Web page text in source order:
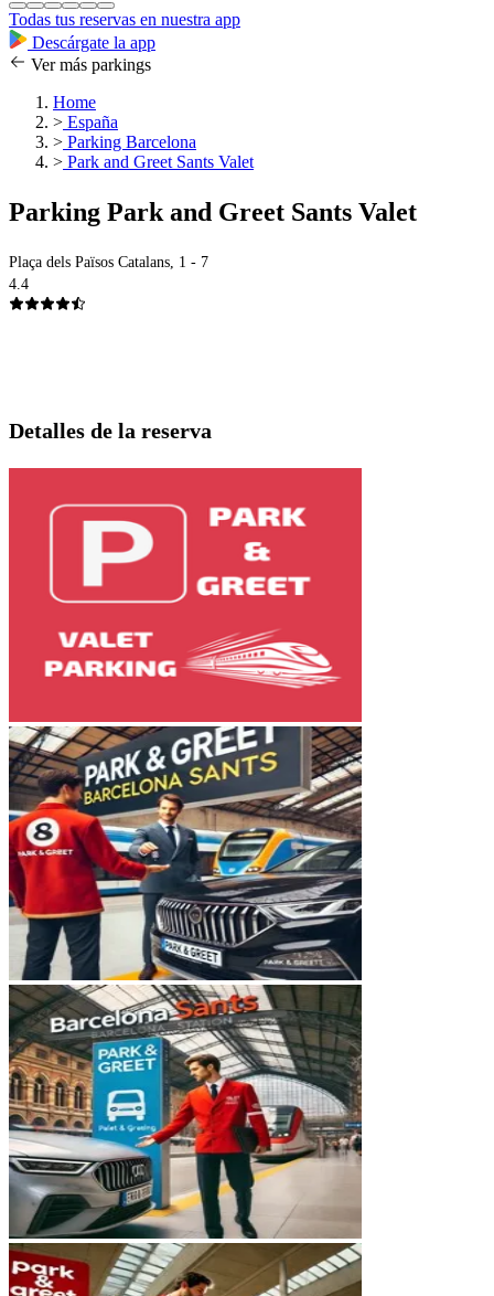
Todas tus reservas en nuestra app
Descárgate la app
Ver más parkings
Home
> España
> Parking Barcelona
> Park and Greet Sants Valet
Parking Park and Greet Sants Valet
Plaça dels Països Catalans, 1 - 7
4.4
Detalles de la reserva